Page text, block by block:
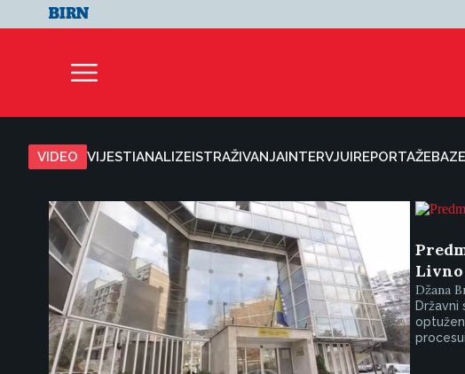
VIDEO VIJESTIANALIZEISTRAŽIVANJAINTERVJUIREPORTAŽE
Livno
Džana